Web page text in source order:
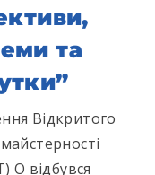
та
Відкритого
О відбувся